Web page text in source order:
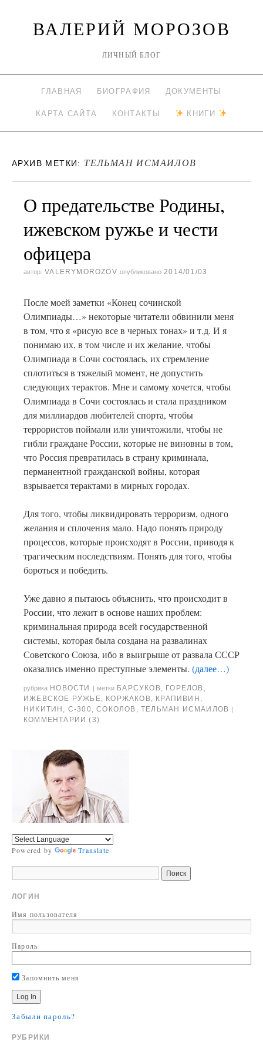
ВАЛЕРИЙ МОРОЗОВ
ЛИЧНЫЙ БЛОГ
ГЛАВНАЯ БИОГРАФИЯ ДОКУМЕНТЫ
КАРТА САЙТА КОНТАКТЫ КНИГИ
АРХИВ МЕТКИ: ТЕЛЬМАН ИСМАИЛОВ
О предательстве Родины,
ижевском ружье и чести
офицера
автор: VALERYMOROZOV опубликовано 2014/01/03
После моей заметки «Конец сочинской
Олимпиады…» некоторые читатели обвинили меня
в том, что я «рисую все в черных тонах» и т.д. И я
понимаю их, в том числе и их желание, чтобы
Олимпиада в Сочи состоялась, их стремление
сплотиться в тяжелый момент, не допустить
следующих терактов. Мне и самому хочется, чтобы
Олимпиада в Сочи состоялась и стала праздником
для миллиардов любителей спорта, чтобы
террористов поймали или уничтожили, чтобы не
гибли граждане России, которые не виновны в том,
что Россия превратилась в страну криминала,
перманентной гражданской войны, которая
взрывается терактами в мирных городах.
Для того, чтобы ликвидировать терроризм, одного
желания и сплочения мало. Надо понять природу
процессов, которые происходят в России, приводя к
трагическим последствиям. Понять для того, чтобы
бороться и победить.
Уже давно я пытаюсь объяснить, что происходит в
России, что лежит в основе наших проблем:
криминальная природа всей государственной
системы, которая была создана на развалинах
Советского Союза, ибо в выигрыше от развала СССР
оказались именно преступные элементы. (далее…)
рубрика НОВОСТИ | метки БАРСУКОВ, ГОРЕЛОВ ,
ИЖЕВСКОЕ РУЖЬЕ, КОРЖАКОВ, КРАПИВИН ,
НИКИТИН , С-300 ,СОКОЛОВ ,ТЕЛЬМАН ИСМАИЛОВ |
КОММЕНТАРИИ (3)
Powered by Translate
ЛОГИН
Имя пользователя
Пароль
Запомнить меня
Забыли пароль?
РУБРИКИ